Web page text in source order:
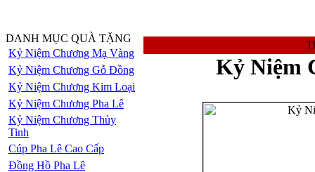
DANH MỤC QUÀ TẶNG
Kỷ Niệm Chương Mạ Vàng
Kỷ Niệm Chương Gỗ Đồng
Kỷ Niệm Chương Kim Loại
Kỷ Niệm Chương Pha Lê
Kỷ Niệm Chương Thủy
Tinh
Cúp Pha Lê Cao Cấp
Đồng Hồ Pha Lê
Kỷ Niệm